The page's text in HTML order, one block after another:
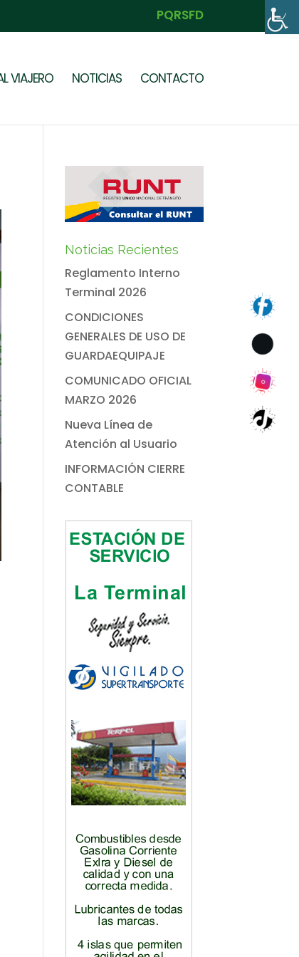
PQRSFD
VIAJERO NOTICIAS CONTACTO
Noticias Recientes
Reglamento Interno
Terminal 2026
CONDICIONES
GENERALES DE USO DE
GUARDAEQUIPAJE
COMUNICADO OFICIAL
MARZO 2026
Nueva Línea de
Atención al Usuario
INFORMACIÓN CIERRE
CONTABLE